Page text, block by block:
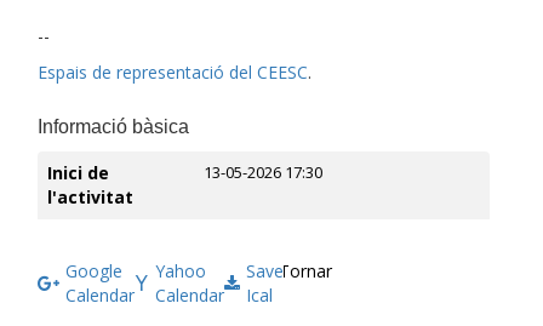
--
Espais de representació del CEESC.
Informació bàsica
Inici de
l'activitat
13-05-2026 17:30
Google
Calendar
Yahoo
Calendar
Save
Ical
Tornar